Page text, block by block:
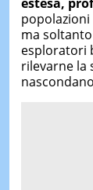
ma
esploratori
rilevarne la